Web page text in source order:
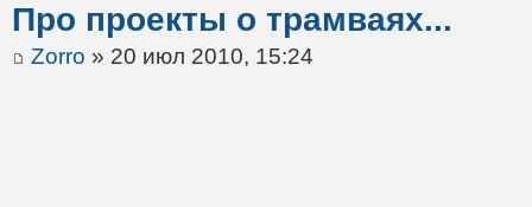
Про проекты о трамваях...
Zorro » 20 июл 2010, 15:24